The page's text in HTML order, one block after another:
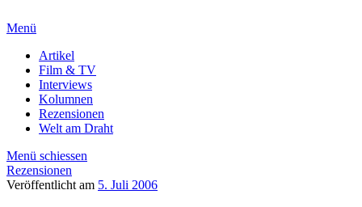
Menü
Artikel
Film & TV
Interviews
Kolumnen
Rezensionen
Welt am Draht
Menü schiessen
Rezensionen
Veröffentlicht am 5. Juli 2006